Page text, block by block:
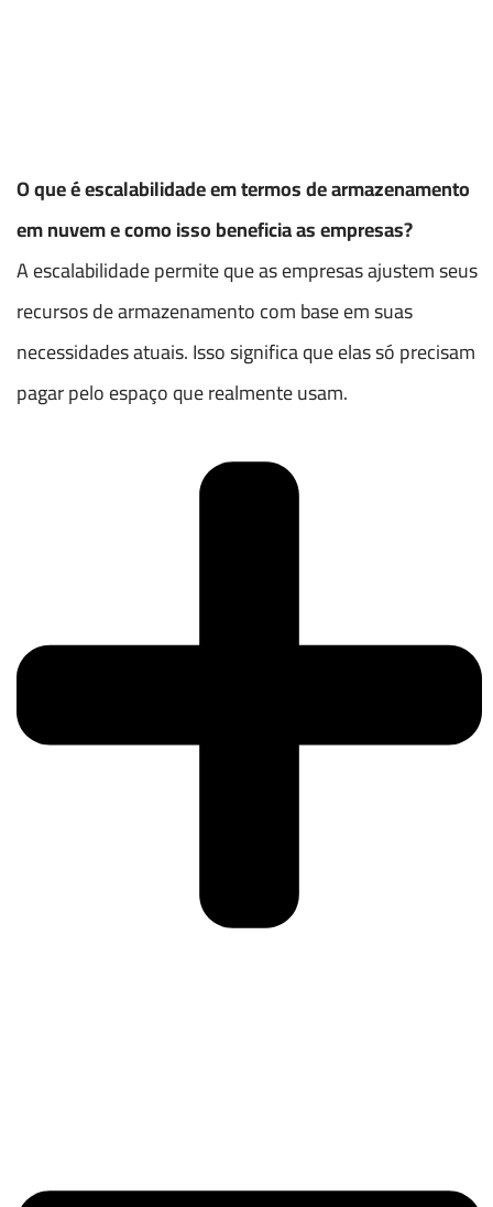
O que é escalabilidade em termos de armazenamento
em nuvem e como isso beneficia as empresas?
A escalabilidade permite que as empresas ajustem seus
recursos de armazenamento com base em suas
necessidades atuais. Isso significa que elas só precisam
pagar pelo espaço que realmente usam.